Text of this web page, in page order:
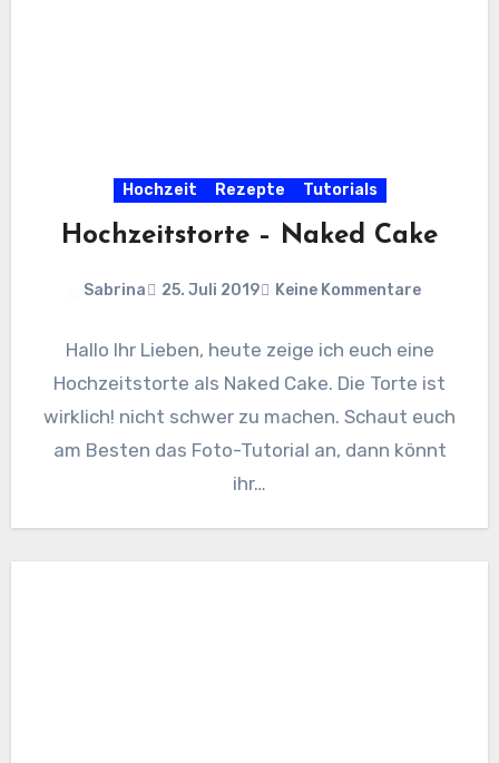
Hochzeit Rezepte Tutorials
Hochzeitstorte – Naked Cake
Sabrina 25. Juli 2019 Keine Kommentare
Hallo Ihr Lieben, heute zeige ich euch eine
Hochzeitstorte als Naked Cake. Die Torte ist
wirklich! nicht schwer zu machen. Schaut euch
am Besten das Foto-Tutorial an, dann könnt
ihr…